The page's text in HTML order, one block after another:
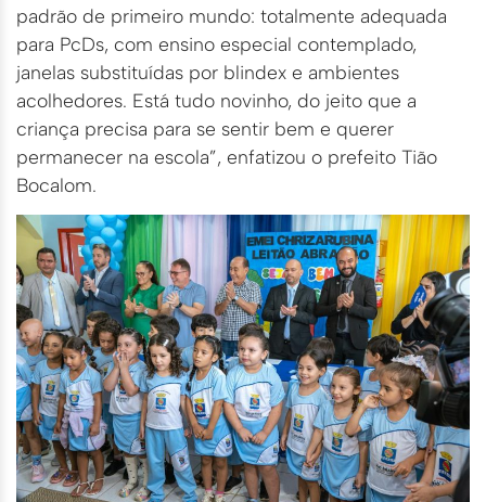
padrão de primeiro mundo: totalmente adequada
para PcDs, com ensino especial contemplado,
janelas substituídas por blindex e ambientes
acolhedores. Está tudo novinho, do jeito que a
criança precisa para se sentir bem e querer
permanecer na escola”, enfatizou o prefeito Tião
Bocalom.